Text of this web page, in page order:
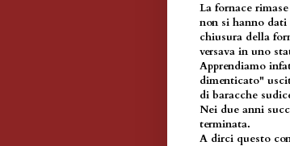
La fornace
non si hanno dati
chiusura della
versava in uno
Apprendiamo
dimenticato"
di baracche
Nei due anni
terminata.
A dirci questo